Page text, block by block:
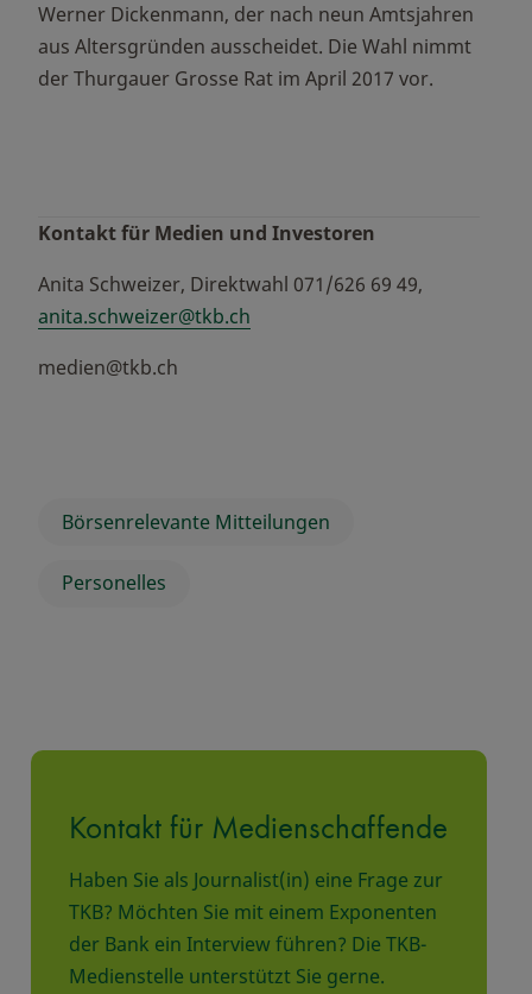
Werner Dickenmann, der nach neun Amtsjahren
aus Altersgründen ausscheidet. Die Wahl nimmt
der Thurgauer Grosse Rat im April 2017 vor.
Kontakt für Medien und Investoren
Anita Schweizer, Direktwahl 071/626 69 49,
anita.schweizer@tkb.ch
medien@tkb.ch
Börsenrelevante Mitteilungen
Personelles
Kontakt für Medienschaffende
Haben Sie als Journalist(in) eine Frage zur
TKB? Möchten Sie mit einem Exponenten
der Bank ein Interview führen? Die TKB-
Medienstelle unterstützt Sie gerne.